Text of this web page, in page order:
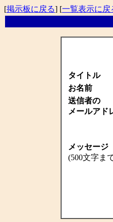
[掲示板に戻る] [一覧表示に戻
タイトル
お名前
送信者の
メールアド
メッセージ
(500文字ま